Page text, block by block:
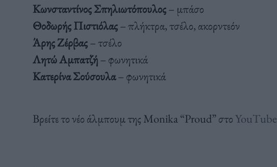
Κωνσταντίνος Σπηλιωτόπουλος– μπάσο
Θοδωρής Πιστιόλας– πλήκτρα, τσέλο, ακορντεόν
Άρης Ζέρβας– τσέλο
Λητώ Αμπατζή– φωνητικά
Κατερίνα Σούσουλα– φωνητικά
Βρείτε το νέο άλμπουμ της Monika “Proud” στοYouTube